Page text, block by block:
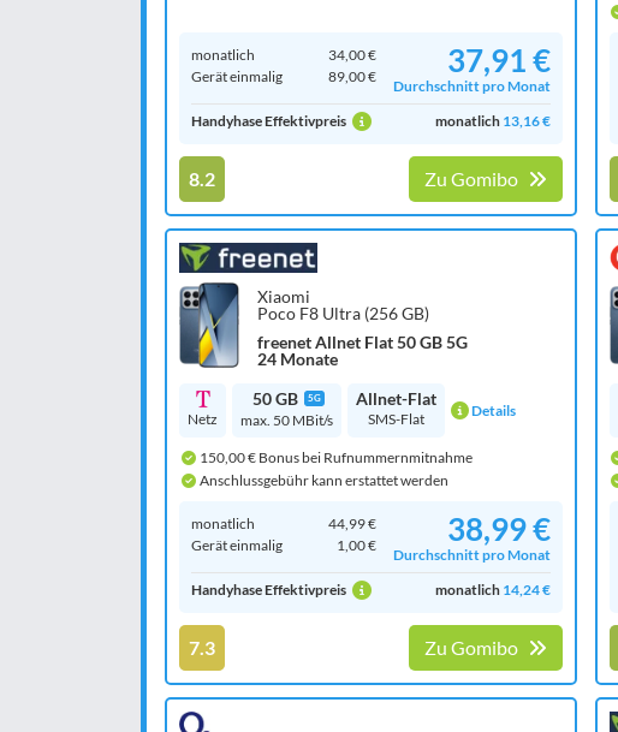
monatlich
34,00 €
Gerät einmalig
89,00 € 37,91 €
Durchschnitt pro Monat
Handyhase Effektivpreis
monatlich 13,16 €
8.2 Zu Gomibo
Xiaomi
Poco F8 Ultra (256 GB)
freenet Allnet Flat 50 GB 5G
24 Monate
Netz
50 GB 5G
max. 50 MBit/s
Allnet-Flat
SMS-Flat Details
150,00 € Bonus bei Rufnummernmitnahme
Anschlussgebühr kann erstattet werden
monatlich
44,99 €
Gerät einmalig
1,00 € 38,99 €
Durchschnitt pro Monat
Handyhase Effektivpreis
monatlich 14,24 €
7.3 Zu Gomibo